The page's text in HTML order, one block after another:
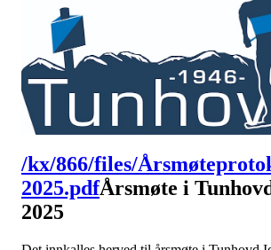
/kx/866/files/
2025.pdfÅrsmøte i
2025